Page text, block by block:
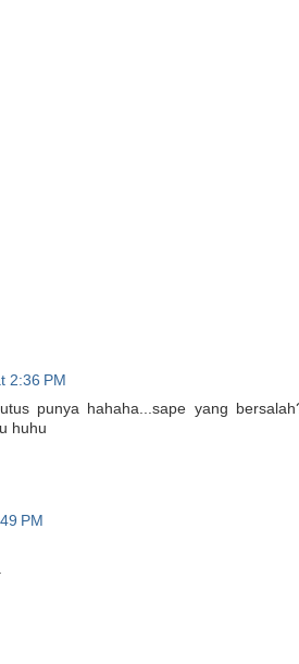
2:36 PM
punya hahaha...sape yang
huhu
PM